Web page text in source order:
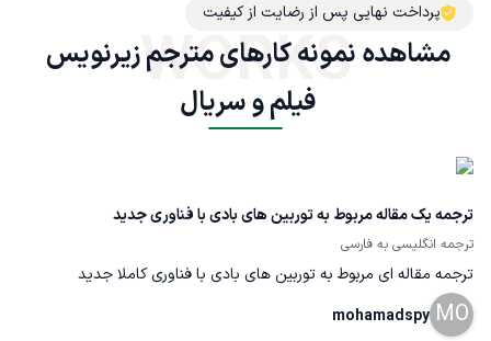
پرداخت نهایی پس از رضایت از کیفیت
مشاهده نمونه کارهای مترجم زیرنویس
فیلم و سریال
WORKS
ترجمه یک مقاله مربوط به توربین های بادی با فناوری جدید
ترجمه انگلیسی به فارسی
ترجمه مقاله ای مربوط به توربین های بادی با فناوری کاملا جدید
MO
mohamadspy